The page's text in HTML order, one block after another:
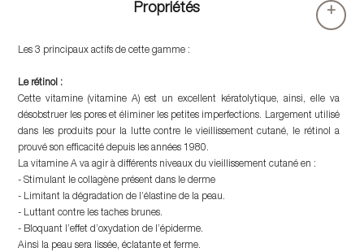
Propriétés +
Les 3 principaux actifs de cette gamme :
Le rétinol :
Cette vitamine (vitamine A) est un excellent kératolytique, ainsi, elle va
désobstruer les pores et éliminer les petites imperfections. Largement utilisé
dans les produits pour la lutte contre le vieillissement cutané, le rétinol a
prouvé son efficacité depuis les années 1980.
La vitamine A va agir à différents niveaux du vieillissement cutané en :
- Stimulant le collagène présent dans le derme
- Limitant la dégradation de l’élastine de la peau.
- Luttant contre les taches brunes.
- Bloquant l’effet d’oxydation de l’épiderme.
Ainsi la peau sera lissée, éclatante et ferme.